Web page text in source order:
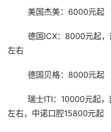
	美国杰美：6000元起
左右
	德国贝格：8000元起
	瑞士ITI：10000元起，部分医院如海德堡口腔6280元
左右，中诺口腔15800元起